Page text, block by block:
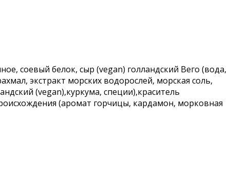
соевый белок, сыр (vegan) голландский Вего (вода,
экстракт морских водорослей, морская соль,
(vegan),куркума, специи),краситель
(аромат горчицы, кардамон, морковная